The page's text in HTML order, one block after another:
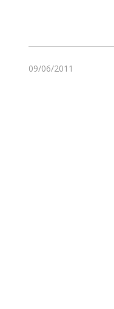
09/06/2011